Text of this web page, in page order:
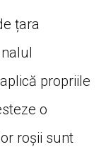
țara
propriile
o
roșii sunt